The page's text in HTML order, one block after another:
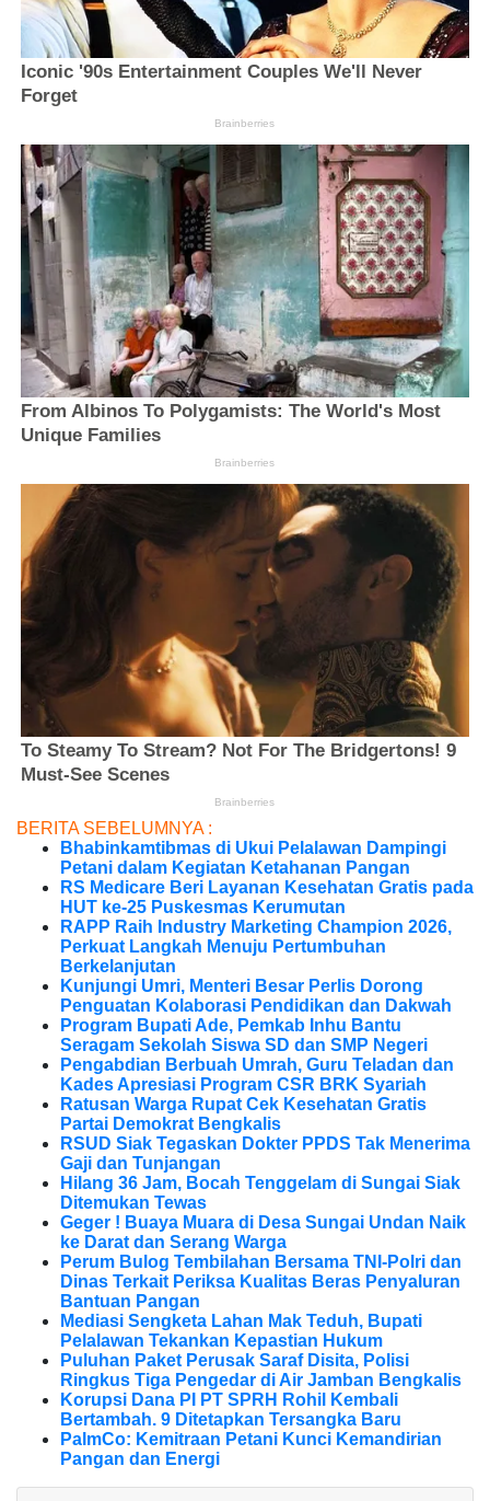
BERITA SEBELUMNYA :
Bhabinkamtibmas di Ukui Pelalawan Dampingi
Petani dalam Kegiatan Ketahanan Pangan
RS Medicare Beri Layanan Kesehatan Gratis pada
HUT ke-25 Puskesmas Kerumutan
RAPP Raih Industry Marketing Champion 2026,
Perkuat Langkah Menuju Pertumbuhan
Berkelanjutan
Kunjungi Umri, Menteri Besar Perlis Dorong
Penguatan Kolaborasi Pendidikan dan Dakwah
Program Bupati Ade, Pemkab Inhu Bantu
Seragam Sekolah Siswa SD dan SMP Negeri
Pengabdian Berbuah Umrah, Guru Teladan dan
Kades Apresiasi Program CSR BRK Syariah
Ratusan Warga Rupat Cek Kesehatan Gratis
Partai Demokrat Bengkalis
RSUD Siak Tegaskan Dokter PPDS Tak Menerima
Gaji dan Tunjangan
Hilang 36 Jam, Bocah Tenggelam di Sungai Siak
Ditemukan Tewas
Geger ! Buaya Muara di Desa Sungai Undan Naik
ke Darat dan Serang Warga
Perum Bulog Tembilahan Bersama TNI-Polri dan
Dinas Terkait Periksa Kualitas Beras Penyaluran
Bantuan Pangan
Mediasi Sengketa Lahan Mak Teduh, Bupati
Pelalawan Tekankan Kepastian Hukum
Puluhan Paket Perusak Saraf Disita, Polisi
Ringkus Tiga Pengedar di Air Jamban Bengkalis
Korupsi Dana PI PT SPRH Rohil Kembali
Bertambah. 9 Ditetapkan Tersangka Baru
PalmCo: Kemitraan Petani Kunci Kemandirian
Pangan dan Energi